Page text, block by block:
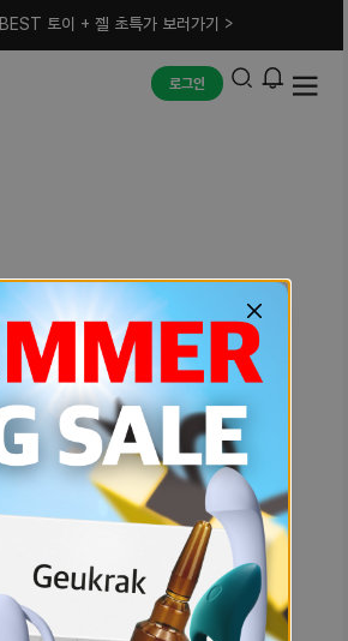
BEST 토이 + 젤 초특가 보러가기 >
로그인
예상치 못한 에러입니다.